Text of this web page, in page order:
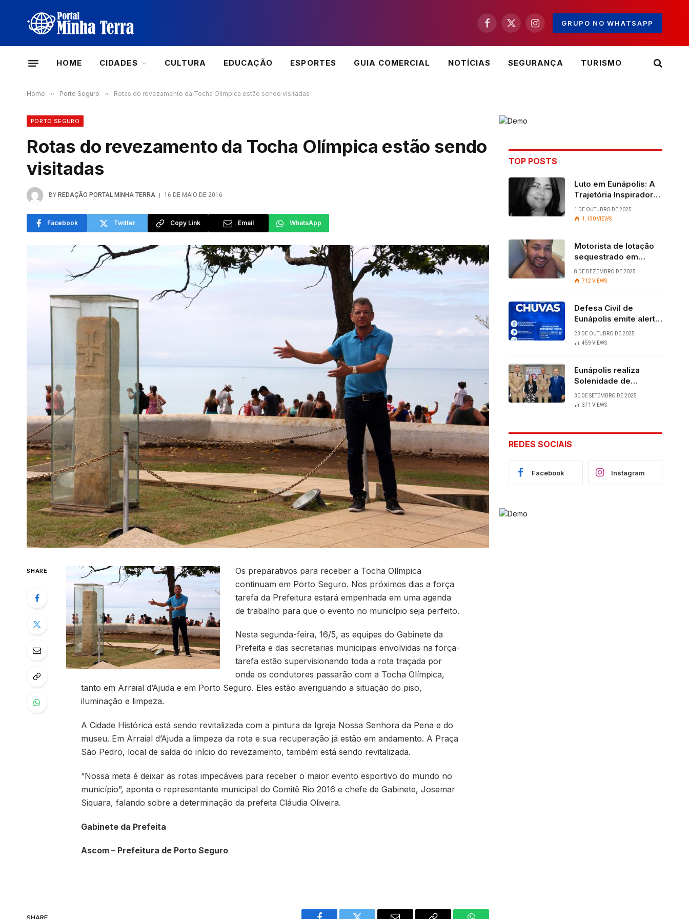
Facebook
X
Instagram
GRUPO NO WHATSAPP
HOME CIDADES CULTURA EDUCAÇÃO ESPORTES GUIA COMERCIAL NOTÍCIAS SEGURANÇA TURISMO
Home » Porto Seguro » Rotas do revezamento da Tocha Olímpica estão sendo visitadas
PORTO SEGURO
Rotas do revezamento da Tocha Olímpica estão sendo
visitadas
BY REDAÇÃO PORTAL MINHA TERRA 16 DE MAIO DE 2016
Facebook Twitter Copy Link Email WhatsApp
SHARE
Os preparativos para receber a Tocha Olímpica
continuam em Porto Seguro. Nos próximos dias a força
tarefa da Prefeitura estará empenhada em uma agenda
de trabalho para que o evento no município seja perfeito.
Nesta segunda-feira, 16/5, as equipes do Gabinete da
Prefeita e das secretarias municipais envolvidas na força-
tarefa estão supervisionando toda a rota traçada por
onde os condutores passarão com a Tocha Olímpica,
tanto em Arraial d’Ajuda e em Porto Seguro. Eles estão averiguando a situação do piso,
iluminação e limpeza.
A Cidade Histórica está sendo revitalizada com a pintura da Igreja Nossa Senhora da Pena e do
museu. Em Arraial d’Ajuda a limpeza da rota e sua recuperação já estão em andamento. A Praça
São Pedro, local de saída do início do revezamento, também está sendo revitalizada.
“Nossa meta é deixar as rotas impecáveis para receber o maior evento esportivo do mundo no
município”, aponta o representante municipal do Comitê Rio 2016 e chefe de Gabinete, Josemar
Siquara, falando sobre a determinação da prefeita Cláudia Oliveira.
Gabinete da Prefeita
Ascom – Prefeitura de Porto Seguro
SHARE.
TOP POSTS
Luto em Eunápolis: A
Trajetória Inspiradora
da ex-vereadora Ruth
Contadora
1 DE OUTUBRO DE 2025
1.130VIEWS
Motorista de lotação
sequestrado em
Eunápolis é
encontrado com vida
8 DE DEZEMBRO DE 2025
712 VIEWS
Defesa Civil de
Eunápolis emite alerta
para chuvas
23 DE OUTUBRO DE 2025
459 VIEWS
Eunápolis realiza
Solenidade de
Assunção do 28º
BPM, conquista
Cláudia e Robério
30 DE SETEMBRO DE 2025
371 VIEWS
REDES SOCIAIS
Facebook Instagram